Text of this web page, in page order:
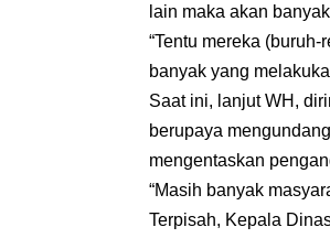
lain maka akan
“Tentu mereka
banyak yang
Saat ini, lanjut WH,
berupaya
mengentaskan
“Masih banyak
Terpisah, Kepala